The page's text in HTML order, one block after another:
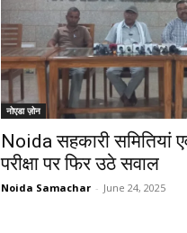
नोएडा ज़ोन
Noida सहकारी समितियां
परीक्षा पर फिर उठे सवाल
Noida Samachar - June 24, 2025